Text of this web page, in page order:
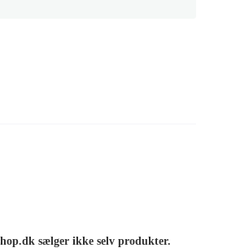
sælger ikke selv produkter.